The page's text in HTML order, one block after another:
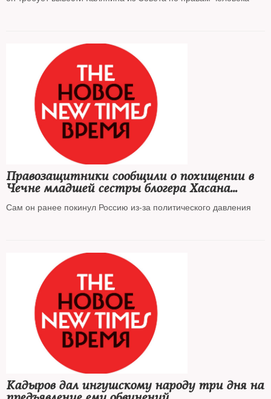
Правозащитники сообщили о похищении в
Чечне младшей сестры блогера Хасана
Халитова
Сам он ранее покинул Россию из-за политического давления
Кадыров дал ингушскому народу три дня на